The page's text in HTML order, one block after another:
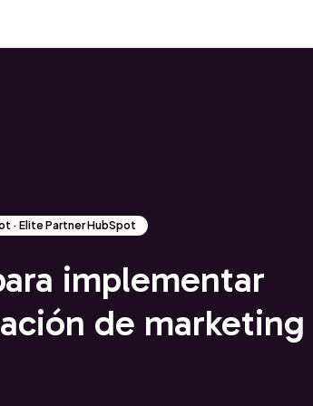
· Elite Partner HubSpot
implementar
de marketing